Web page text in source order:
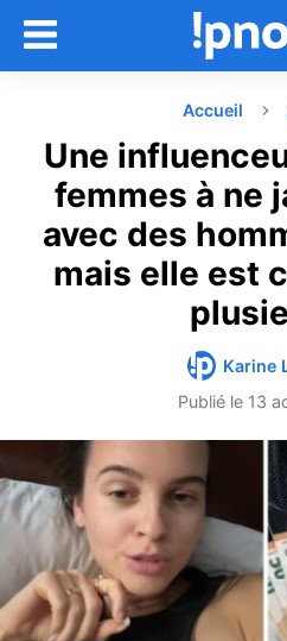
Accueil
Une
femmes à ne
avec des
mais elle est
Karine
Publié le 13